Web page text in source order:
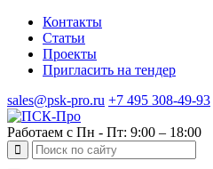
Контакты
Статьи
Проекты
Пригласить на тендер
sales@psk-pro.ru +7 495 308-49-93
Работаем с Пн - Пт: 9:00 – 18:00